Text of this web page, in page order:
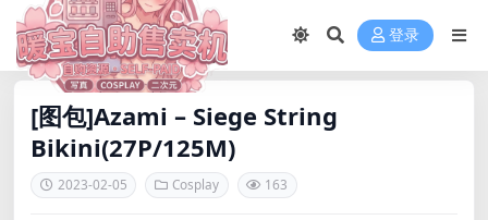
登录
[图包]Azami – Siege String
Bikini(27P/125M)
2023-02-05 Cosplay 163